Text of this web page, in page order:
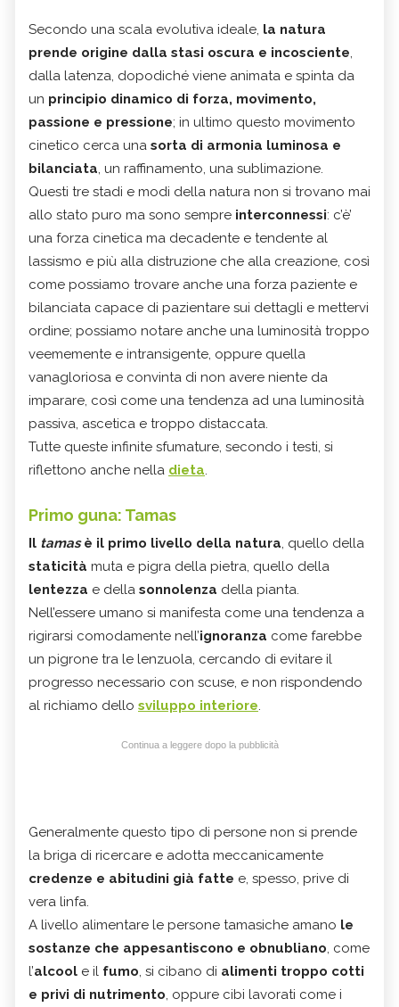
Secondo una scala evolutiva ideale, la natura
prende origine dalla stasi oscura e incosciente,
dalla latenza, dopodiché viene animata e spinta da
un principio dinamico di forza, movimento,
passione e pressione; in ultimo questo movimento
cinetico cerca una sorta di armonia luminosa e
bilanciata, un raffinamento, una sublimazione.
Questi tre stadi e modi della natura non si trovano mai
allo stato puro ma sono sempre interconnessi: c’è’
una forza cinetica ma decadente e tendente al
lassismo e più alla distruzione che alla creazione, così
come possiamo trovare anche una forza paziente e
bilanciata capace di pazientare sui dettagli e mettervi
ordine; possiamo notare anche una luminosità troppo
veememente e intransigente, oppure quella
vanagloriosa e convinta di non avere niente da
imparare, così come una tendenza ad una luminosità
passiva, ascetica e troppo distaccata.
Tutte queste infinite sfumature, secondo i testi, si
riflettono anche nella dieta.
Primo guna: Tamas
Il tamasè il primo livello della natura, quello della
staticità muta e pigra della pietra, quello della
lentezza e della sonnolenza della pianta.
Nell’essere umano si manifesta come una tendenza a
rigirarsi comodamente nell’ignoranza come farebbe
un pigrone tra le lenzuola, cercando di evitare il
progresso necessario con scuse, e non rispondendo
al richiamo dello sviluppo interiore.
Continua a leggere dopo la pubblicità
Generalmente questo tipo di persone non si prende
la briga di ricercare e adotta meccanicamente
credenze e abitudini già fatte e, spesso, prive di
vera linfa.
A livello alimentare le persone tamasiche amano le
sostanze che appesantiscono e obnubliano, come
l’alcool e il fumo, si cibano di alimenti troppo cotti
e privi di nutrimento, oppure cibi lavorati come i